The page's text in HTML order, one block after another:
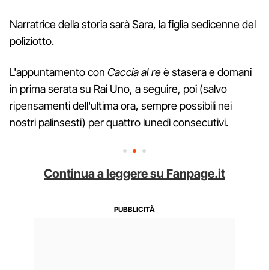
Narratrice della storia sarà Sara, la figlia sedicenne del
poliziotto.
L'appuntamento con Caccia al reè stasera e domani
in prima serata su Rai Uno, a seguire, poi (salvo
ripensamenti dell'ultima ora, sempre possibili nei
nostri palinsesti) per quattro lunedì consecutivi.
Continua a leggere su Fanpage.it